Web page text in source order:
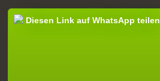
Diesen Link auf WhatsApp teilen